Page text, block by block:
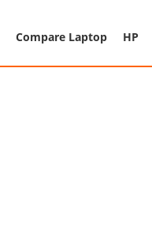
Compare Laptop HP